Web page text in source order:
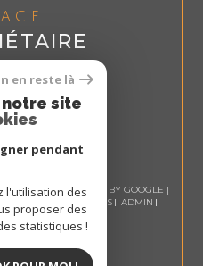
POWERED BY GOOGLE |
MENTIONS LÉGALES
ADMIN
RGPD COOKIES
en reste là
notre site
pendant
l'utilisation des
proposer des
statistiques !